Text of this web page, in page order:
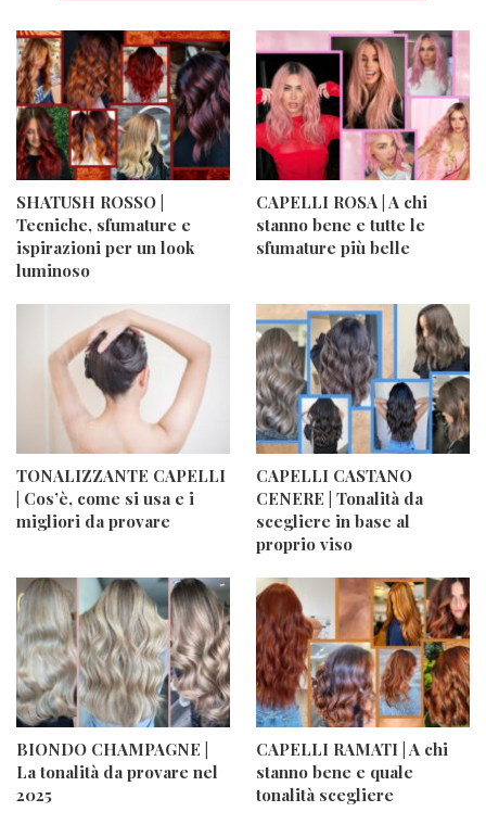
SHATUSH ROSSO |
Tecniche, sfumature e
ispirazioni per un look
luminoso
CAPELLI ROSA | A chi
stanno bene e tutte le
sfumature più belle
TONALIZZANTE CAPELLI
| Cos’è, come si usa e i
migliori da provare
CAPELLI CASTANO
CENERE | Tonalità da
scegliere in base al
proprio viso
BIONDO CHAMPAGNE |
La tonalità da provare nel
2025
CAPELLI RAMATI | A chi
stanno bene e quale
tonalità scegliere